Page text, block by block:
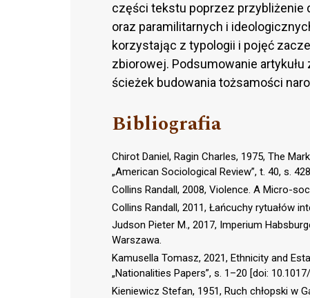
części tekstu poprzez przybliżenie
oraz paramilitarnych i
korzystając z typologii i pojęć
zbiorowej. Podsumowanie
ścieżek budowania tożsamości
Bibliografia
Chirot Daniel, Ragin Charles, 1975, The
„American Sociological Review”, t. 40, s.
Collins Randall, 2008, Violence. A Micro-
Collins Randall, 2011, Łańcuchy rytuałów
Judson Pieter M., 2017, Imperium
Warszawa.
Kamusella Tomasz, 2021, Ethnicity and
„Nationalities Papers”, s. 1–20 [doi:
Kieniewicz Stefan, 1951, Ruch chłopski w